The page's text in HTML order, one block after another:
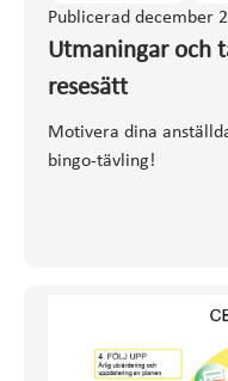
Publicerad december
Utmaningar och
resesätt
Motivera dina
bingo-tävling!